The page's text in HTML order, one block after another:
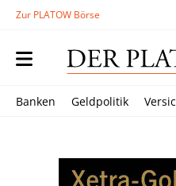
Zur PLATOW Börse
Banken Geldpolitik